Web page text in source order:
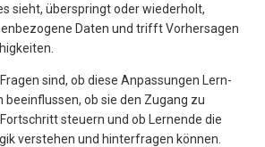
sieht, überspringt oder wiederholt,
Daten und trifft Vorhersagen
sind, ob diese Anpassungen Lern­
ob sie den Zugang zu
steuern und ob Lernende die
verstehen und hinterfragen können.